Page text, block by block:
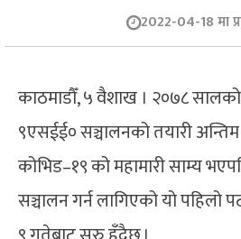
2022-04-18 मा
काठमाडौँ, ५ वैशाख । २०७८ सालको
९एसईई० सञ्चालनको तयारी
कोभिड–१९ को महामारी साम्य
सञ्चालन गर्न लागिएको यो